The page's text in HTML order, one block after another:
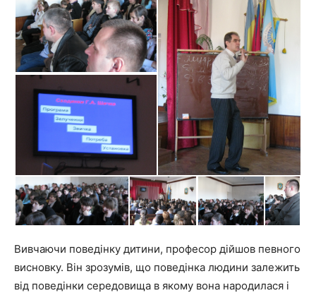
Вивчаючи поведінку дитини, професор дійшов певного
висновку. Він зрозумів, що поведінка людини залежить
від поведінки середовища в якому вона народилася і